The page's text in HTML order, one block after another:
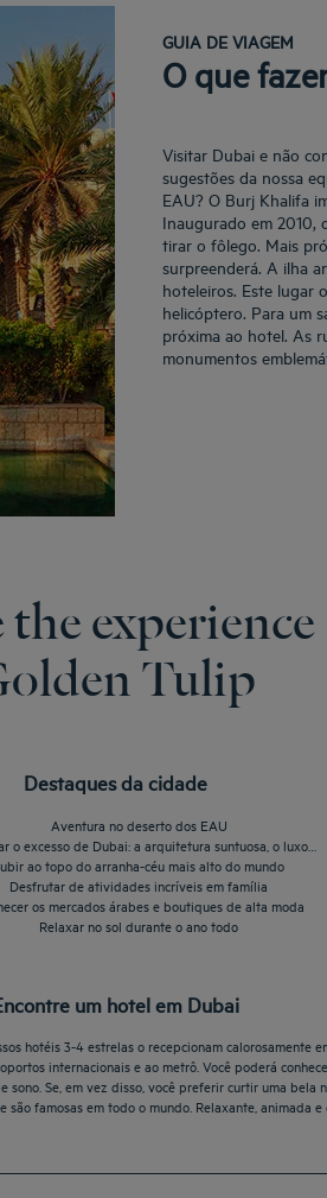
GUIA DE VIAGEM
O que
Visitar Dubai e não
sugestões da nossa
EAU? O Burj Khalifa
Inaugurado em 2010,
tirar o fôlego. Mais
surpreenderá. A ilha
hoteleiros. Este lugar
helicóptero. Para um
próxima ao hotel. As
monumentos
experience
Tulip
Destaques da cidade
Aventura no deserto dos EAU
o excesso de Dubai: a arquitetura suntuosa, o luxo…
ao topo do arranha-céu mais alto do mundo
Desfrutar de atividades incríveis em família
os mercados árabes e boutiques de alta moda
Relaxar no sol durante o ano todo
um hotel em Dubai
hotéis 3-4 estrelas o recepcionam calorosamente
internacionais e ao metrô. Você poderá
Se, em vez disso, você preferir curtir uma
famosas em todo o mundo. Relaxante, animada